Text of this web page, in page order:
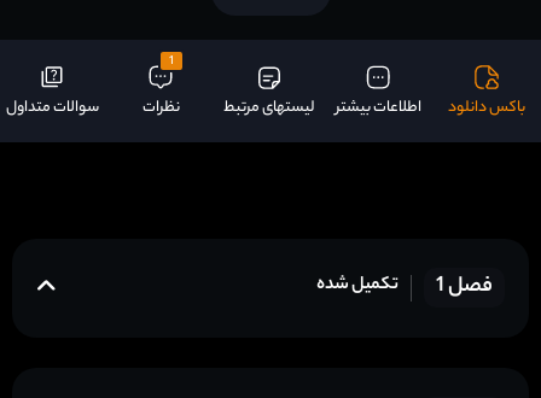
باکس دانلود اطلاعات بیشتر لیستهای مرتبط
1
نظرات سوالات متداول
فصل 1 تکمیل شده